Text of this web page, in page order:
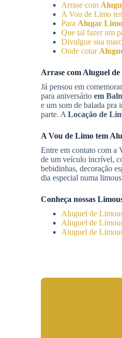
Arrase com
A Vou de Limo
Para Alugar
Que tal fazer um
Divulgue sua
Onde cotar
Arrase com Aluguel
Já pensou em
para aniversário em
e um som de balada pra
parte. A Locação de
A Vou de Limo tem
Entre em contato com a
de um veículo incrível,
bebidinhas, decoração
dia especial numa
Conheça nossas
Aluguel de
Aluguel de
Aluguel de